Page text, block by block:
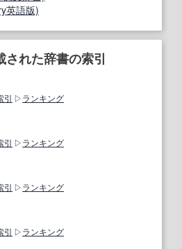
英語版)
された辞書の索引
引 ランキング
引 ランキング
引 ランキング
引 ランキング